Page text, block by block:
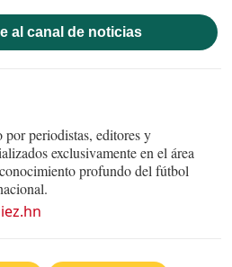
al canal de noticias
periodistas, editores y
exclusivamente en el área
profundo del fútbol